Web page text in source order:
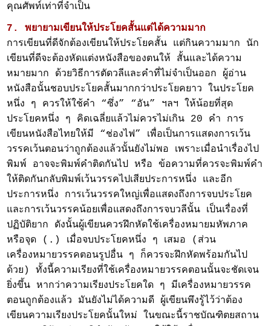
คุณศัพท์เท่าที่จำเป็น
7. พยายามเขียนให้ประโยคสั้นแต่ได้ความมาก
การเขียนที่ดีจักต้องเขียนให้ประโยคสั้น แต่กินความมาก นัก
เขียนที่ดีจะต้องหัดแต่งหนังสือของตนให้ สั้นและได้ความ
หมายมาก ด้วยวิธีการตัดวลีและคำที่ไม่จำเป็นออก ผู้อ่าน
หนังสือนั้นชอบประโยคสั้นมากกว่าประโยคยาว ในประโยค
หนึ่ง ๆ ควรให้ใช้คำ “ซึ่ง” “อัน” ฯลฯ ให้น้อยที่สุด
ประโยคหนึ่ง ๆ คิดเฉลี่ยแล้วไม่ควรไม่เกิน 20 คำ การ
เขียนหนังสือไทยให้มี “ช่องไฟ” เพื่อเป็นการแสดงการเว้น
วรรคเว้นตอนว่าถูกต้องแล้วนั้นยังไม่พอ เพราะเมื่อนำเรื่องไป
พิมพ์ อาจจะพิมพ์คำติดกันไป หรือ ข้อความที่ควรจะพิมพ์คำ
ให้ติดกันกลับพิมพ์เว้นวรรคไปเสียประการหนึ่ง และอีก
ประการหนึ่ง การเว้นวรรคใหญ่เพื่อแสดงถึงการจบประโยค
และการเว้นวรรคน้อยเพื่อแสดงถึงการจบวลีนั้น เป็นเรื่องที่
ปฏิบัติยาก ดังนั้นผู้เขียนควรฝึกหัดใช้เครื่องหมายมหัพภาค
หรือจุด (.) เมื่อจบประโยคหนึ่ง ๆ เสมอ (ส่วน
เครื่องหมายวรรคตอนรูปอื่น ๆ ก็ควรจะฝึกหัดพร้อมกันไป
ด้วย) ทั้งนี้ความเรียงที่ใช้เครื่องหมายวรรคตอนนั้นจะชัดเจน
ยิ่งขึ้น หากว่าความเรียงประโยคใด ๆ มีเครื่องหมายวรรค
ตอนถูกต้องแล้ว มันยังไม่ได้ความดี ผู้เขียนพึงรู้ไว้ว่าต้อง
เขียนความเรียงประโยคนั้นใหม่ ในขณะนี้ราชบัณฑิตยสถาน